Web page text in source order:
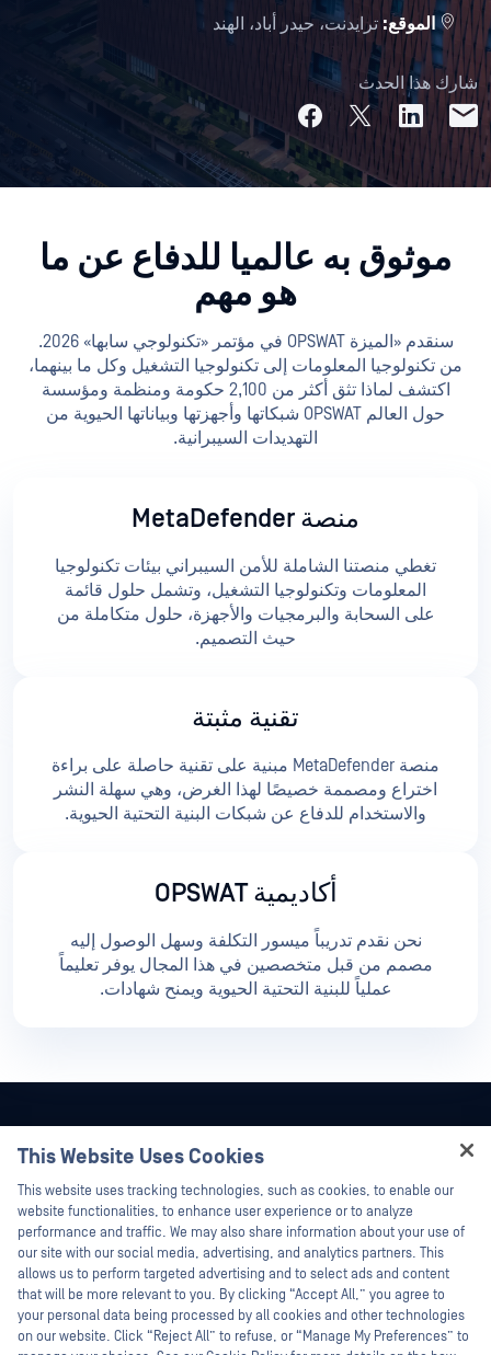
الموقع: ترايدنت، حيدر أباد، الهند
شارك هذا الحدث
موثوق به عالميا للدفاع عن ما
هو مهم
سنقدم «الميزة OPSWAT في مؤتمر «تكنولوجي سابها» 2026.
من تكنولوجيا المعلومات إلى تكنولوجيا التشغيل وكل ما بينهما،
اكتشف لماذا تثق أكثر من 2,100 حكومة ومنظمة ومؤسسة
حول العالم OPSWAT شبكاتها وأجهزتها وبياناتها الحيوية من
التهديدات السيبرانية.
منصة MetaDefender
تغطي منصتنا الشاملة للأمن السيبراني بيئات تكنولوجيا
المعلومات وتكنولوجيا التشغيل، وتشمل حلول قائمة
على السحابة والبرمجيات والأجهزة، حلول متكاملة من
حيث التصميم.
تقنية مثبتة
منصة MetaDefender مبنية على تقنية حاصلة على براءة
اختراع ومصممة خصيصًا لهذا الغرض، وهي سهلة النشر
والاستخدام للدفاع عن شبكات البنية التحتية الحيوية.
أكاديمية OPSWAT
نحن نقدم تدريباً ميسور التكلفة وسهل الوصول إليه
مصمم من قبل متخصصين في هذا المجال يوفر تعليماً
عملياً للبنية التحتية الحيوية ويمنح شهادات.
This Website Uses Cookies
This website uses tracking technologies, such as cookies, to enable our
website functionalities, to enhance user experience or to analyze
performance and traffic. We may also share information about your use of
our site with our social media, advertising, and analytics partners. This
allows us to perform targeted advertising and to select ads and content
that will be more relevant to you. By clicking “Accept All,” you agree to
your personal data being processed by all cookies and other technologies
on our website. Click “Reject All” to refuse, or “Manage My Preferences” to
Hey there!
I'm Ozzy, your OPSWAT virtual assistant.
How can I help you secure what's critical
today?